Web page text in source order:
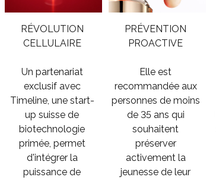
RÉVOLUTION
CELLULAIRE
Un partenariat
exclusif avec
Timeline, une start-
up suisse de
biotechnologie
primée, permet
d'intégrer la
puissance de
PRÉVENTION
PROACTIVE
Elle est
recommandée aux
personnes de moins
de 35 ans qui
souhaitent
préserver
activement la
jeunesse de leur